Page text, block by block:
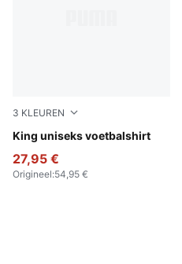
3 KLEUREN
King uniseks voetbalshirt
Puma Black
27,95 €
Origineel:54,95 €